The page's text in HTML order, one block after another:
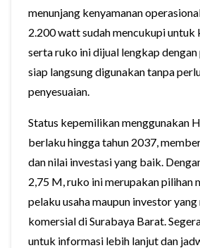
menunjang kenyamanan
2.200 watt sudah mencukupi untuk
serta ruko ini dijual lengkap
siap langsung digunakan tanpa
penyesuaian.
Status kepemilikan menggunakan
berlaku hingga tahun 2037,
dan nilai investasi yang baik.
2,75 M, ruko ini merupakan pilihan
pelaku usaha maupun investor
komersial di Surabaya Barat.
untuk informasi lebih lanjut dan